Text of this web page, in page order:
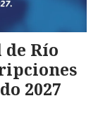
Río
2027